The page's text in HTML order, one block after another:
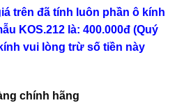
trên đã tính luôn phần ô kính
KOS.212 là: 400.000đ (Quý
vui lòng trừ số tiền này
chính hãng